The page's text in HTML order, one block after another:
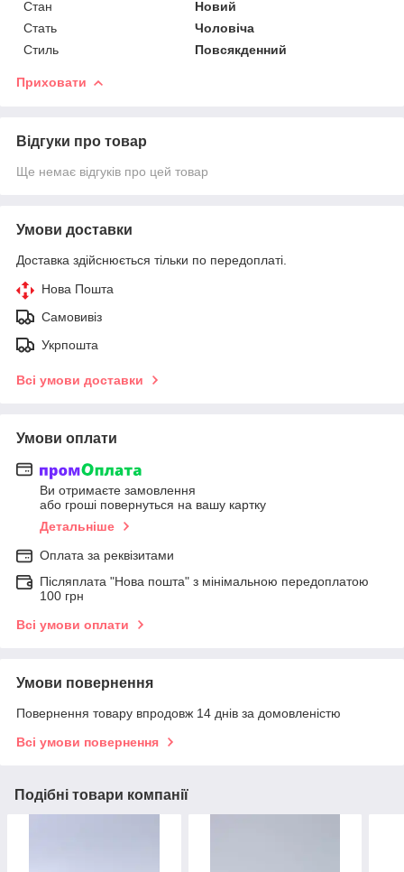
Стан
Новий
Стать
Чоловіча
Стиль
Повсякденний
Приховати
Відгуки про товар
Ще немає відгуків про цей товар
Умови доставки
Доставка здійснюється тільки по передоплаті.
Нова Пошта
Самовивіз
Укрпошта
Всі умови доставки
Умови оплати
Ви отримаєте замовлення
або гроші повернуться на вашу картку
Детальніше
Оплата за реквізитами
Післяплата "Нова пошта" з мінімальною передоплатою
100 грн
Всі умови оплати
Умови повернення
Повернення товару впродовж 14 днів за домовленістю
Всі умови повернення
Подібні товари компанії